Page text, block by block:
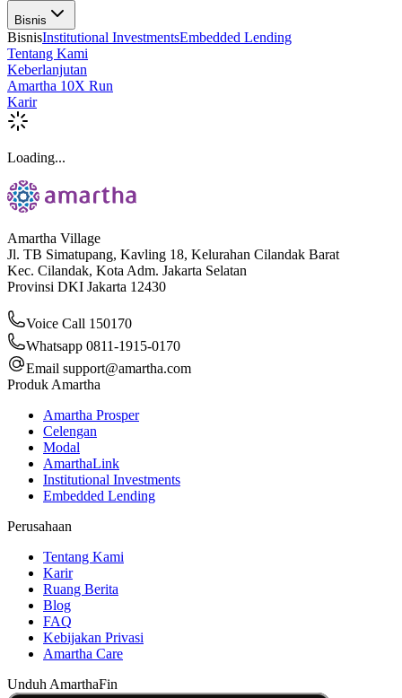
Bisnis
BisnisInstitutional InvestmentsEmbedded Lending
Tentang Kami
Keberlanjutan
Amartha 10X Run
Karir
Loading...
Amartha Village
Jl. TB Simatupang, Kavling 18, Kelurahan Cilandak Barat
Kec. Cilandak, Kota Adm. Jakarta Selatan
Provinsi DKI Jakarta 12430
Voice Call 150170
Whatsapp 0811-1915-0170
Email support@amartha.com
Produk Amartha
Amartha Prosper
Celengan
Modal
AmarthaLink
Institutional Investments
Embedded Lending
Perusahaan
Tentang Kami
Karir
Ruang Berita
Blog
FAQ
Kebijakan Privasi
Amartha Care
Unduh AmarthaFin